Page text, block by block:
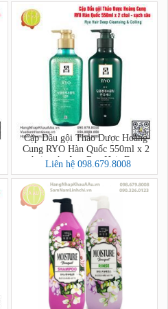
Cặp Dầu gội Thảo Dược Hoàng
Cung RYO Hàn Quốc 550ml x 2
chai sạch sâu - Ryo Hair Deep
Cleansing & Colling
Liên hệ 098.679.8008